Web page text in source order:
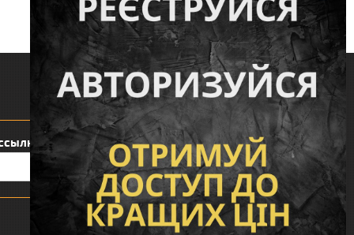
КУПИТЬ 386 грн. КУПИТЬ
Следите за нами:
Понравился наш интернет магазин?